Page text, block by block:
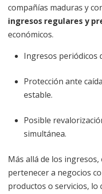
compañías maduras y
ingresos regulares y
económicos.
Ingresos periódicos
Protección ante
estable.
Posible
simultánea.
Más allá de los ingresos,
pertenecer a negocios
productos o servicios, lo